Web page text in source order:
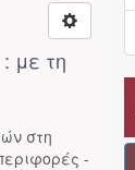
με τη
στη
-